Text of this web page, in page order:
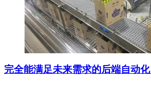
完全能满足未来需求的后端自动化